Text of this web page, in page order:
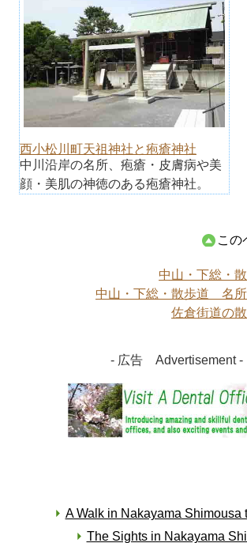
西小松川町天祖神社と疱瘡神社
中川沿岸の名所、疱瘡・皮膚病や美
顔・美肌の神徳のある疱瘡神社。
この
中山・下総・
中山・下総・散歩道 名
佐倉街道の
- 広告 Advertisement -
A Walk in Nakayama Shimousa
The Sights in Nakayama